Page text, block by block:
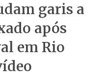
garis a
após
em Rio